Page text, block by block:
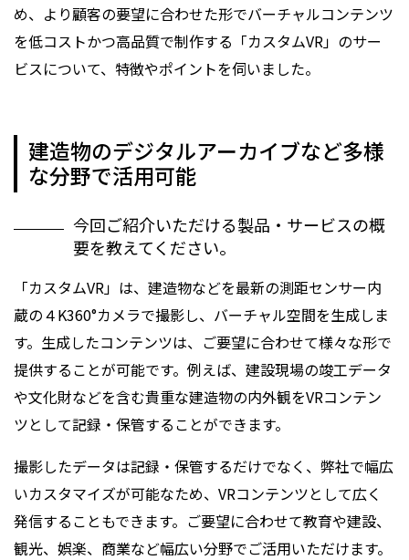
め、より顧客の要望に合わせた形でバーチャルコンテンツ
を低コストかつ高品質で制作する「カスタムVR」のサー
ビスについて、特徴やポイントを伺いました。
建造物のデジタルアーカイブなど多様
な分野で活用可能
今回ご紹介いただける製品・サービスの概
要を教えてください。
「カスタムVR」は、建造物などを最新の測距センサー内
蔵の４K360°カメラで撮影し、バーチャル空間を生成しま
す。生成したコンテンツは、ご要望に合わせて様々な形で
提供することが可能です。例えば、建設現場の竣工データ
や文化財などを含む貴重な建造物の内外観をVRコンテン
ツとして記録・保管することができます。
撮影したデータは記録・保管するだけでなく、弊社で幅広
いカスタマイズが可能なため、VRコンテンツとして広く
発信することもできます。ご要望に合わせて教育や建設、
観光、娯楽、商業など幅広い分野でご活用いただけます。